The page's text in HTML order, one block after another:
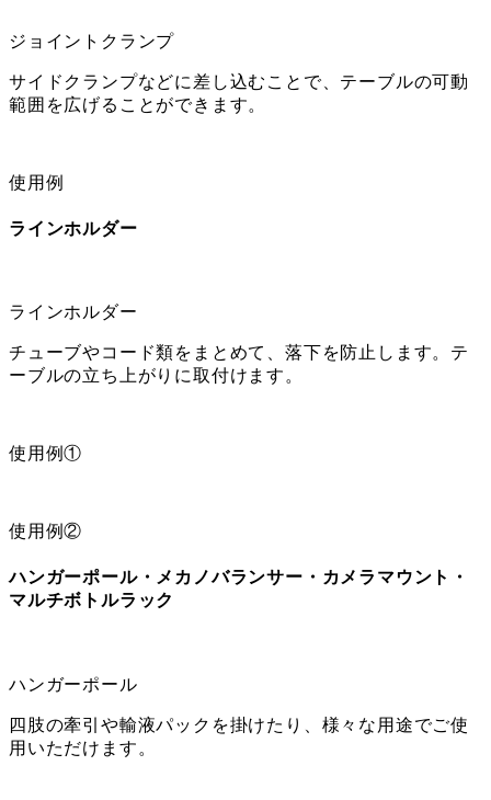
ジョイントクランプ
サイドクランプなどに差し込むことで、テーブルの可動
範囲を広げることができます。
使用例
ラインホルダー
ラインホルダー
チューブやコード類をまとめて、落下を防止します。テ
ーブルの立ち上がりに取付けます。
使用例①
使用例②
ハンガーポール・メカノバランサー・カメラマウント・
マルチボトルラック
ハンガーポール
四肢の牽引や輸液パックを掛けたり、様々な用途でご使
用いただけます。